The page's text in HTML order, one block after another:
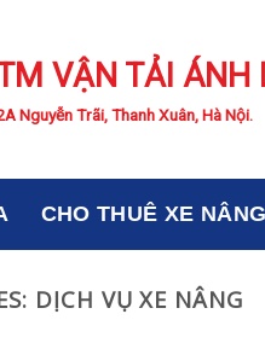
VẬN TẢI ÁNH
Nguyễn Trãi, Thanh Xuân, Hà Nội.
CHO THUÊ XE NÂNG
DỊCH VỤ XE NÂNG